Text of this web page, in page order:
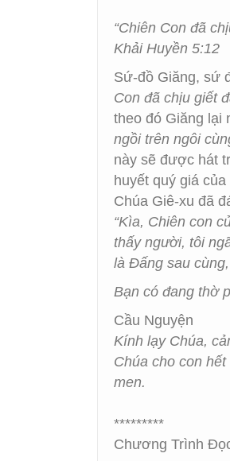
“Chiên Con đã
Khải Huyền 5:12
Sứ-đồ Giăng, sứ
Con đã chịu giết
theo đó Giăng lại
ngồi trên ngôi
này sẽ được hát
huyết quý giá
Chúa Giê-xu đã
“Kìa, Chiên con
thấy người, tôi
là Đấng sau
Bạn có đang thờ
Cầu Nguyện
Kính lạy Chúa,
Chúa cho con
men.
*********
Chương Trình